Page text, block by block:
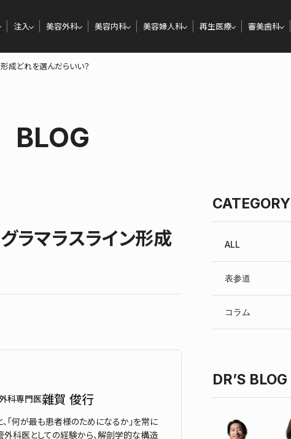
注入 美容外科 美容内科 美容婦人科 再生医療 審美歯科
成どれを選んだらいい？
BLOG
ラマラスライン形成
科専門医雜賀 俊行
「何が最も患者様のためになるか」を常に
科医としての経験から、解剖学的な構造
CATEGORY
ALL
表参道
コラム
DR’S BLOG